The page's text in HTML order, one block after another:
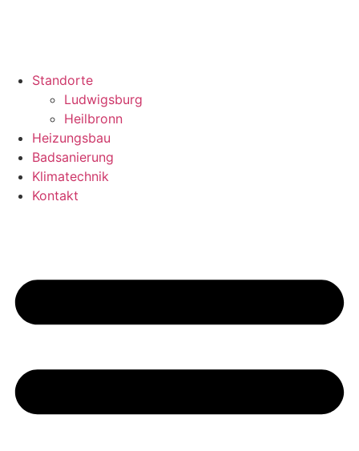
Standorte
Ludwigsburg
Heilbronn
Heizungsbau
Badsanierung
Klimatechnik
Kontakt